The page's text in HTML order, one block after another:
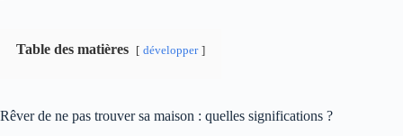
Table des matières développer
Rêver de ne pas trouver sa maison : quelles significations ?